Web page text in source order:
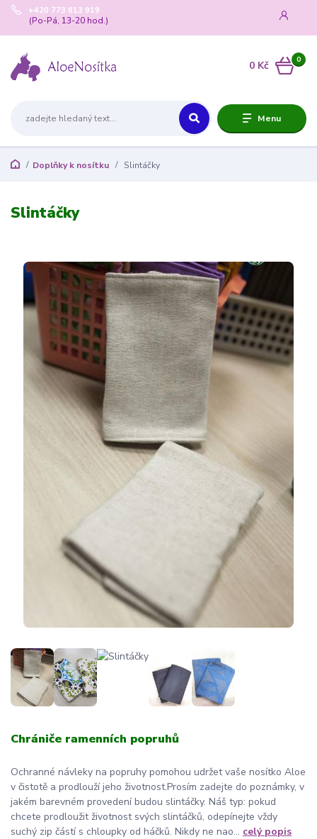
Menu
+420 773 613 919
(Po-Pá, 13-20 hod.)
0
0 Kč
Doplňky k nosítku Slintáčky
Slintáčky
Chrániče ramenních popruhů
Ochranné návleky na popruhy pomohou udržet vaše nosítko Aloe
v čistotě a prodlouží jeho životnost.Prosím zadejte do poznámky, v
jakém barevném provedení budou slintáčky. Náš typ: pokud
chcete prodloužit životnost svých slintáčků, odepínejte vždy
suchý zip částí s chloupky od háčků. Nikdy ne nao... celý popis